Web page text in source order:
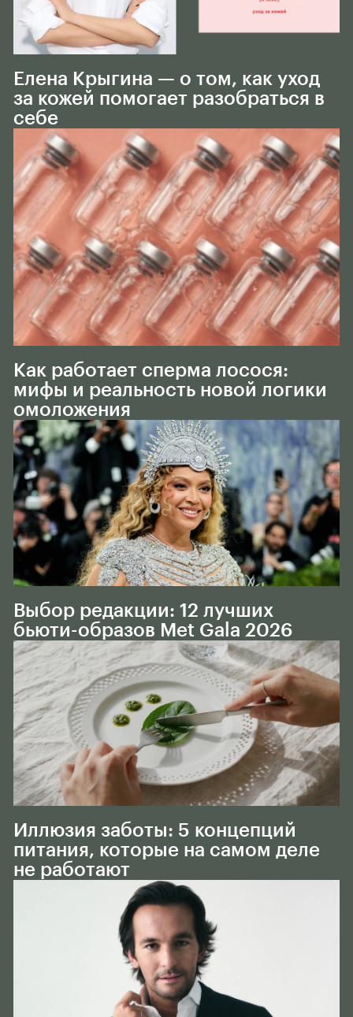
Елена Крыгина — о том, как уход
за кожей помогает разобраться в
себе
Как работает сперма лосося:
мифы и реальность новой логики
омоложения
Выбор редакции: 12 лучших
бьюти-образов Met Gala 2026
Иллюзия заботы: 5 концепций
питания, которые на самом деле
не работают